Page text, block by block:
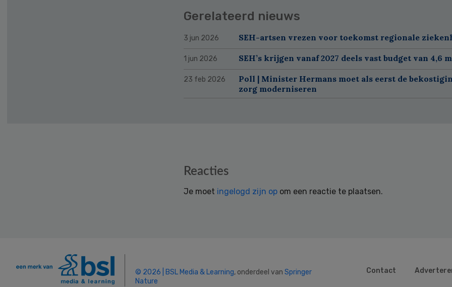
Gerelateerd nieuws
3 jun 2026 SEH-artsen vrezen voor toekomst regionale
1 jun 2026 SEH’s krijgen vanaf 2027 deels vast budget van 4,6
23 feb 2026
Poll | Minister Hermans moet als eerst de
zorg moderniseren
Reacties
Je moet ingelogd zijn op om een reactie te plaatsen.
© 2026 | BSL Media & Learning, onderdeel van Springer
Nature
Contact